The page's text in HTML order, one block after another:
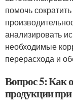
помочь
анализировать
необходимые
перерасхода и
Вопрос 5: Как
продукции